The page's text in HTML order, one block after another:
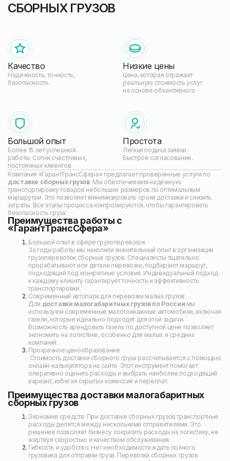
Нажимая на кнопку “Оформить заявку” вы
подтверждаете, что согласны с Политикой
СБОРНЫХ ГРУЗОВ
Качество
Надежность, точность,
безопасность.
Низкие цены
Цена, которая отражает
реальную стоимость услуг
на основе объективного
Большой опыт
Более 15 лет успешной
работы. Сотни счастливых,
постоянных клиентов.
Простота
Легкая подача заявки.
Быстрое согласование.
Компания «ГарантТрансСфера» предлагает проверенные услуги по
доставке сборных грузов. Мы обеспечиваем надёжную
транспортировку товаров небольших размеров по оптимальным
маршрутам. Это позволяет минимизировать сроки доставки и снизить
затраты. Все этапы процесса контролируются, чтобы гарантировать
безопасность груза.
Преимущества работы с
«ГарантТрансСфера»
Большой опыт в сфере грузоперевозок
За годы работы мы накопили значительный опыт в организации
грузоперевозок сборных грузов. Специалисты тщательно
прорабатывают все детали перевозки, подбирают маршрут,
подходящий под конкретные условия. Индивидуальный подход
к каждому клиенту гарантирует точность и эффективность
транспортировки.
Современный автопарк для перевозки малых грузов
Для доставки малогабаритных грузов по России мы
используем современные малотоннажные автомобили, включая
газели, которые идеально подходят для этой задачи.
Возможность арендовать газель по доступной цене позволяет
экономить на логистике, особенно для малых и средних
компаний.
Прозрачное ценообразование
Стоимость доставки сборного груза рассчитывается с помощью
онлайн-калькулятора на сайте. Этот инструмент помогает
оперативно оценить расходы и выбрать наиболее подходящий
вариант, избегая скрытых комиссий и переплат.
Преимущества доставки малогабаритных
сборных грузов
Экономия средств: При доставке сборных грузов транспортные
расходы делятся между несколькими отправителями. Это
решение позволяет бизнесу сократить расходы на логистику, не
жертвуя скоростью и качеством обслуживания.
Гибкость и удобство: Нет необходимости ждать полного
грузовика для отправки груза. Перевозка сборных грузов